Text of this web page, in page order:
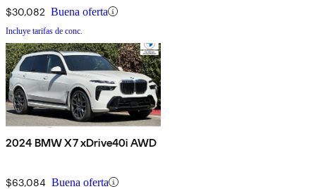
$30,082 Buena oferta
Incluye tarifas de conc.
2024 BMW X7 xDrive40i AWD
$63,084 Buena oferta